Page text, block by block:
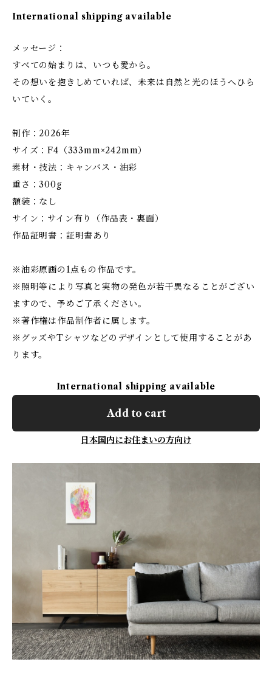
International shipping available
メッセージ：
すべての始まりは、いつも愛から。
その想いを抱きしめていれば、未来は自然と光のほうへひら
いていく。
制作：2026年
サイズ：F4（333mm×242mm）
素材・技法：キャンバス・油彩
重さ：300g
額装：なし
サイン：サイン有り（作品表・裏面）
作品証明書：証明書あり
※油彩原画の1点もの作品です。
※照明等により写真と実物の発色が若干異なることがござい
ますので、予めご了承ください。
※著作権は作品制作者に属します。
※グッズやTシャツなどのデザインとして使用することがあ
ります。
International shipping available
Add to cart
日本国内にお住まいの方向け